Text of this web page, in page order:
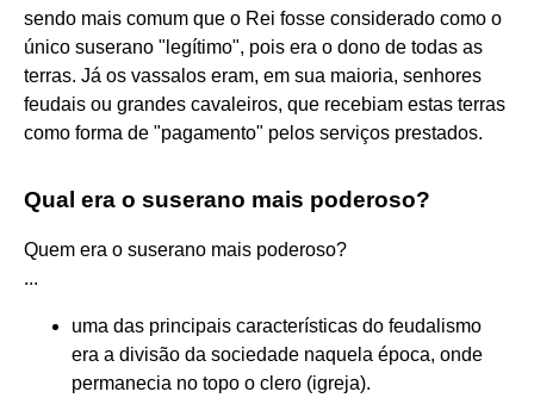
sendo mais comum que o Rei fosse considerado como o
único suserano "legítimo", pois era o dono de todas as
terras. Já os vassalos eram, em sua maioria, senhores
feudais ou grandes cavaleiros, que recebiam estas terras
como forma de "pagamento" pelos serviços prestados.
Qual era o suserano mais poderoso?
Quem era o suserano mais poderoso?
...
uma das principais características do feudalismo
era a divisão da sociedade naquela época, onde
permanecia no topo o clero (igreja).